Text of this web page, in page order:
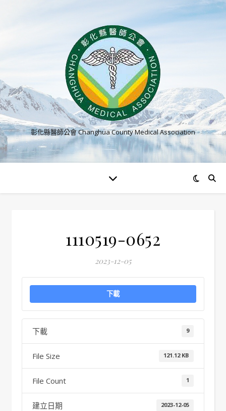
彰化縣醫師公會 Changhua County Medical Association
1110519-0652
2023-12-05
下載
下載 9
File Size 121.12 KB
File Count 1
建立日期 2023-12-05